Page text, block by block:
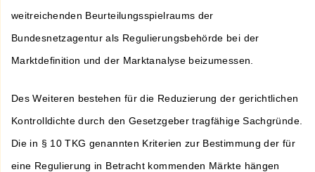
weitreichenden Beurteilungsspielraums der
Bundesnetzagentur als Regulierungsbehörde bei der
Marktdefinition und der Marktanalyse beizumessen.
Des Weiteren bestehen für die Reduzierung der gerichtlichen
Kontrolldichte durch den Gesetzgeber tragfähige Sachgründe.
Die in § 10 TKG genannten Kriterien zur Bestimmung der für
eine Regulierung in Betracht kommenden Märkte hängen